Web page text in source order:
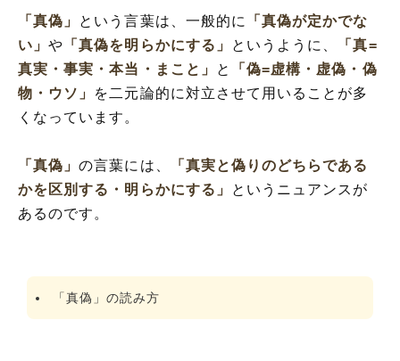
「真偽」 という言葉は、一般的に
「真偽が定かでな
い」や 「真偽を明らかにする」 というように、
「真=
真実・事実・本当・まこと」
と
「偽=虚構・虚偽・偽
物・ウソ」 を二元論的に対立させて用いることが多
くなっています。
「真偽」の言葉には、
「真実と偽りのどちらである
かを区別する・明らかにする」
というニュアンスが
あるのです。
「真偽」の読み方